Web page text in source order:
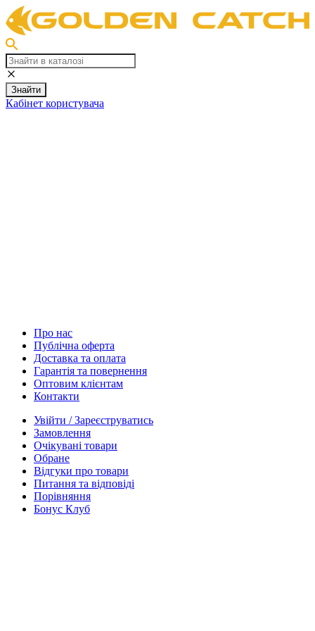
Знайти
Кабінет користувача
Про нас
Публічна оферта
Доставка та оплата
Гарантія та повернення
Оптовим клієнтам
Контакти
Увійти / Зареєструватись
Замовлення
Очікувані товари
Обране
Відгуки про товари
Питання та відповіді
Порівняння
Бонус Клуб